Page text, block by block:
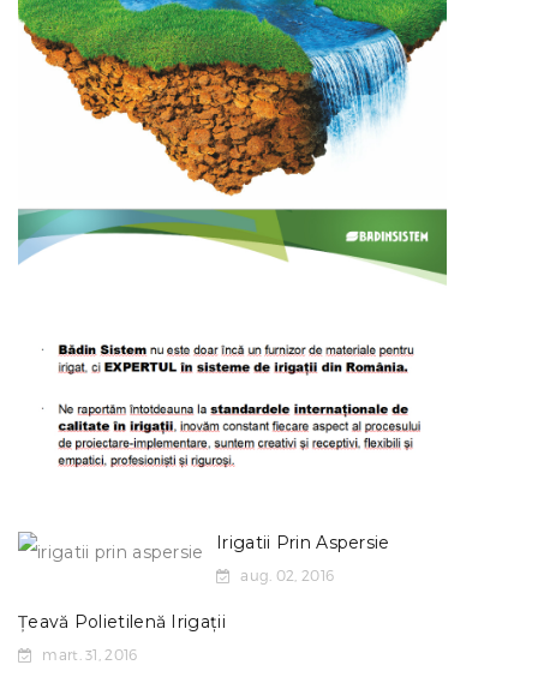
Irigatii Prin Aspersie
aug. 02, 2016
Țeavă Polietilenă Irigații
mart. 31, 2016